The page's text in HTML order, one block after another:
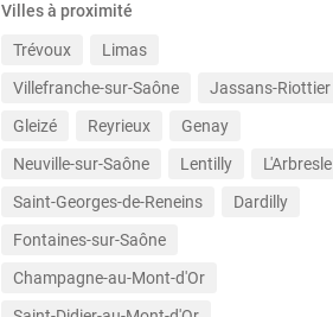
Villes à proximité
Trévoux
Limas
Villefranche-sur-Saône
Jassans-Riottier
Gleizé
Reyrieux
Genay
Neuville-sur-Saône
Lentilly
L'Arbresle
Saint-Georges-de-Reneins
Dardilly
Fontaines-sur-Saône
Champagne-au-Mont-d'Or